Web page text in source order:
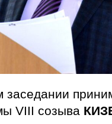
VIII созыва